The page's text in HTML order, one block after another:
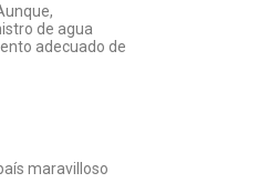
de agua
adecuado de
maravilloso